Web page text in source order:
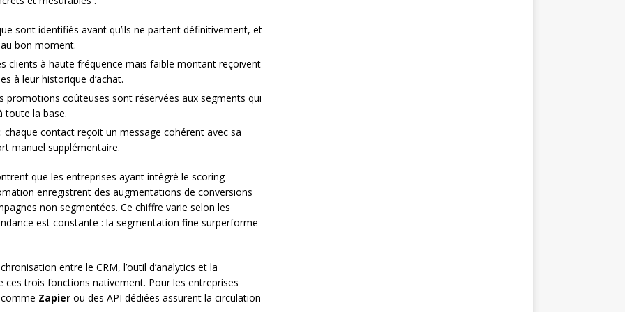
sont identifiés avant qu’ils ne partent définitivement, et
bon moment.
clients à haute fréquence mais faible montant reçoivent
à leur historique d’achat.
promotions coûteuses sont réservées aux segments qui
toute la base.
chaque contact reçoit un message cohérent avec sa
manuel supplémentaire.
que les entreprises ayant intégré le scoring
enregistrent des augmentations de conversions
non segmentées. Ce chiffre varie selon les
est constante : la segmentation fine surperforme
entre le CRM, l’outil d’analytics et la
ces trois fonctions nativement. Pour les entreprises
Zapier ou des API dédiées assurent la circulation